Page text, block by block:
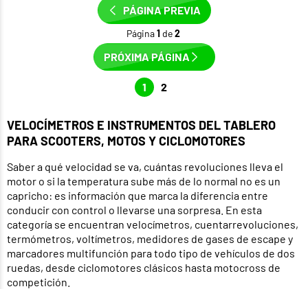
PÁGINA PREVIA
Página 1 de 2
PRÓXIMA PÁGINA
1 2
VELOCÍMETROS E INSTRUMENTOS DEL TABLERO
PARA SCOOTERS, MOTOS Y CICLOMOTORES
Saber a qué velocidad se va, cuántas revoluciones lleva el
motor o si la temperatura sube más de lo normal no es un
capricho: es información que marca la diferencia entre
conducir con control o llevarse una sorpresa. En esta
categoría se encuentran velocímetros, cuentarrevoluciones,
termómetros, voltímetros, medidores de gases de escape y
marcadores multifunción para todo tipo de vehículos de dos
ruedas, desde ciclomotores clásicos hasta motocross de
competición.